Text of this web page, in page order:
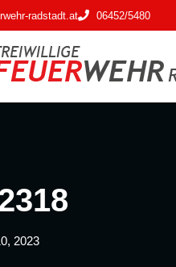
radstadt.at 06452/5480
2023